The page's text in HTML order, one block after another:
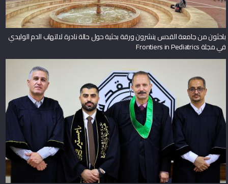
باحثون من جامعة القدس ينشرون ورقة بحثية حول حالة نادرة لالتهاب الدم الوليدي
في مجلة Frontiers in Pediatrics